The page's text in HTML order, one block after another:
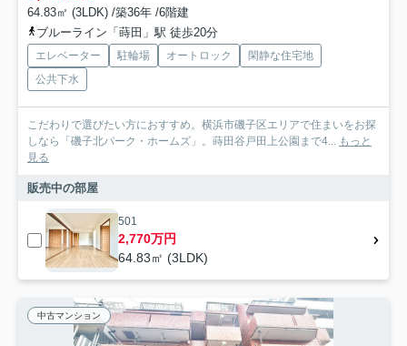
64.83㎡ (3LDK) /築36年 /6階建
ブルーライン「蒔田」駅 徒歩20分
エレベーター 駐輪場 オートロック
閑静な住宅地
公共下水
こだわりで選びたい方におすすめ。横浜市磯子区エリアで住まいをお探
しなら「磯子北パーク・ホームズ」。蒔田谷戸田上公園まで4... もっと
見る
販売中の部屋
501
2,770万円
64.83㎡ (3LDK)
中古マンション